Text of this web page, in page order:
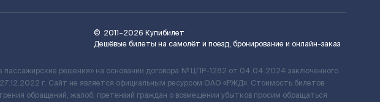
© 2011–2026 Купибилет
Дешёвые билеты на самолёт и поезд, бронирование и онлайн-заказ
решения» на основании договора № ЦПР-1282 от 04.04.2024 заключенного
г. Сайт не является официальным ресурсом ОАО «РЖД». Стоимость билетов
обращений, жалоб, претензий граждан о возмещении убытков просим обращаться